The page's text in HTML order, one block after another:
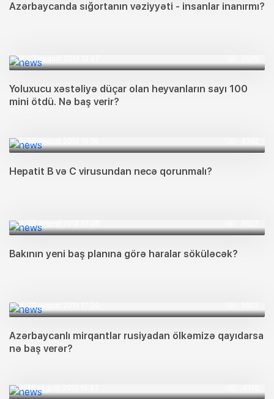
Azərbaycanda sığortanın vəziyyəti - insanlar inanırmı?
27 avqust 2013 12:37
Yoluxucu xəstəliyə düçar olan heyvanların sayı 100
mini ötdü. Nə baş verir?
Hepatit B və C virusundan necə qorunmalı?
Bakının yeni baş planına görə haralar söküləcək?
20 avqust 2013 17:20
Azərbaycanlı mirqantlar rusiyadan ölkəmizə qayıdarsa
nə baş verər?
14 avqust 2013 15:47